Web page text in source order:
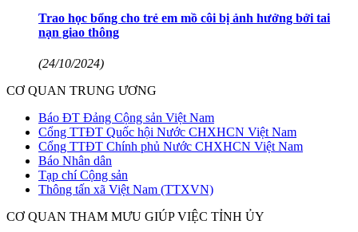
Trao học bổng cho trẻ em mồ côi bị ảnh hưởng bởi tai
nạn giao thông
(24/10/2024)
CƠ QUAN TRUNG ƯƠNG
Báo ĐT Đảng Cộng sản Việt Nam
Cổng TTĐT Quốc hội Nước CHXHCN Việt Nam
Cổng TTĐT Chính phủ Nước CHXHCN Việt Nam
Báo Nhân dân
Tạp chí Cộng sản
Thông tấn xã Việt Nam (TTXVN)
CƠ QUAN THAM MƯU GIÚP VIỆC TỈNH ỦY